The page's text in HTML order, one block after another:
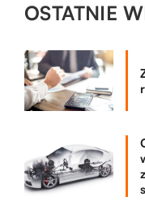
OSTATNIE